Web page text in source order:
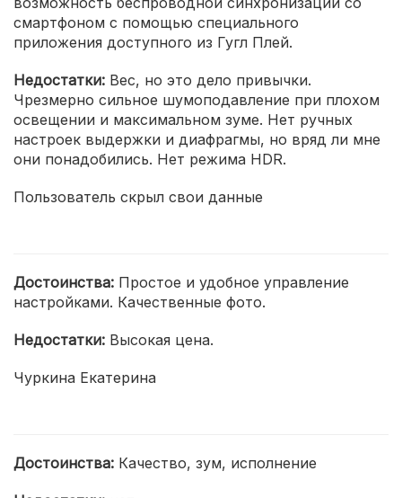
смартфоном с помощью специального
приложения доступного из Гугл Плей.
Недостатки: Вес, но это дело привычки.
Чрезмерно сильное шумоподавление при плохом
освещении и максимальном зуме. Нет ручных
настроек выдержки и диафрагмы, но вряд ли мне
они понадобились. Нет режима HDR.
Пользователь скрыл свои данные
Достоинства: Простое и удобное управление
настройками. Качественные фото.
Недостатки: Высокая цена.
Чуркина Екатерина
Достоинства: Качество, зум, исполнение